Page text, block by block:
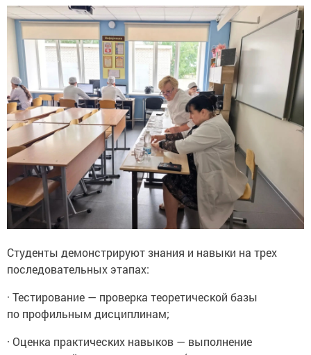
Студенты демонстрируют знания и навыки на трех
последовательных этапах:
· Тестирование — проверка теоретической базы
по профильным дисциплинам;
· Оценка практических навыков — выполнение